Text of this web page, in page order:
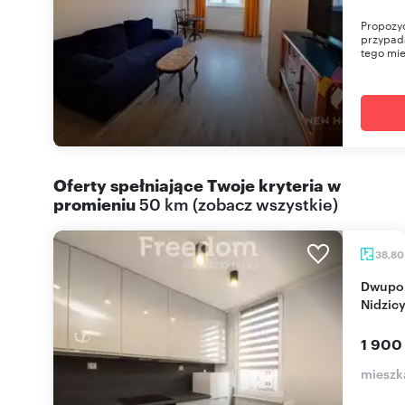
tego
Oferty spełniające Twoje kryteria w
promieniu50 km (zobacz wszystkie)
38,80
Dwupokojowe mieszkanie po remoncie, centrum
Nidzicy
1 900